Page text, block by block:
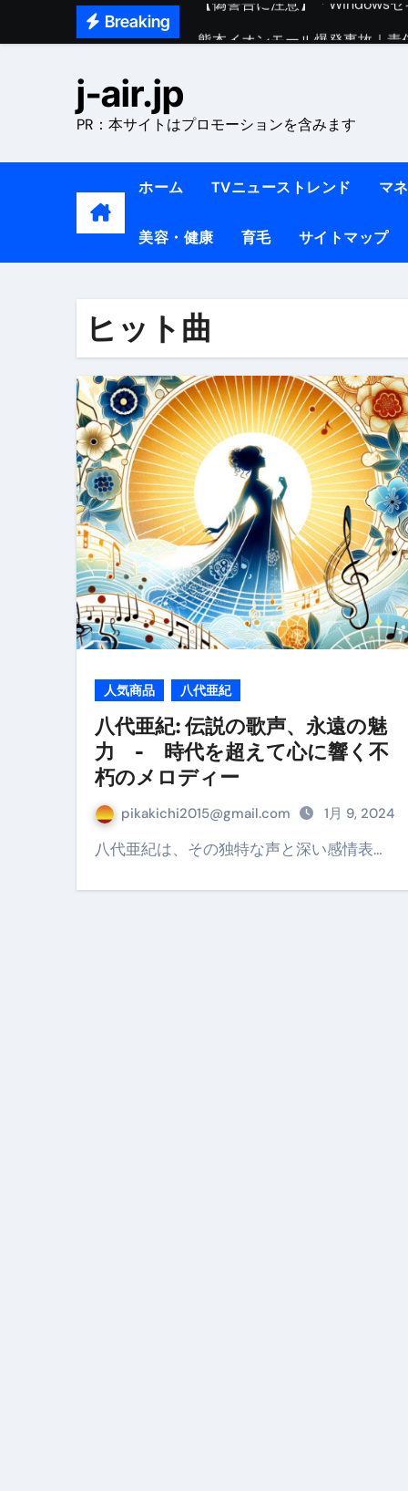
Breaking
【医者が教える】本当に痩せる
中町綾が2週間で3.5kg痩せた
【医者が解説】このふくらはぎ
【美容】ダイエットに対する私
『葬送のフリーレン』の学び｜
リサイクル業者の無料回収・無
山梨県震度6弱と富士山噴火の
青森県震度6とベネゼエラM7級
Cookie同意管理ツール「
金融ブラックでも毎日「ビット
【輸入消費税】輸入に消費税は
この動画は国にすぐ消されま
意外にありえる？日経平均
アフィリエイト【稼げるキーワ
【必見】融資受けるなら”コレ”
弁護士が教える「投資詐欺」
【PR】フリーランス必見！入
【2023年最新】金融ブラック
【ひろゆき】借金1億円あり
ムームードメイン 2月のおす
j-air.jp
PR：本サイトはプロモーションを含みます
ホーム TVニューストレンド マ
美容・健康 育毛 サイトマップ
ヒット曲
人気商品 八代亜紀
八代亜紀: 伝説の歌声、永遠の魅
力 - 時代を超えて心に響く不
朽のメロディー
pikakichi2015@gmail.com 1月 9, 2024
八代亜紀は、その独特な声と深い感情表…